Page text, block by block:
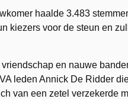
haalde 3.483
kiezers voor de steun en
en nauwe
leden Annick De Ridder
van een zetel verzekerde